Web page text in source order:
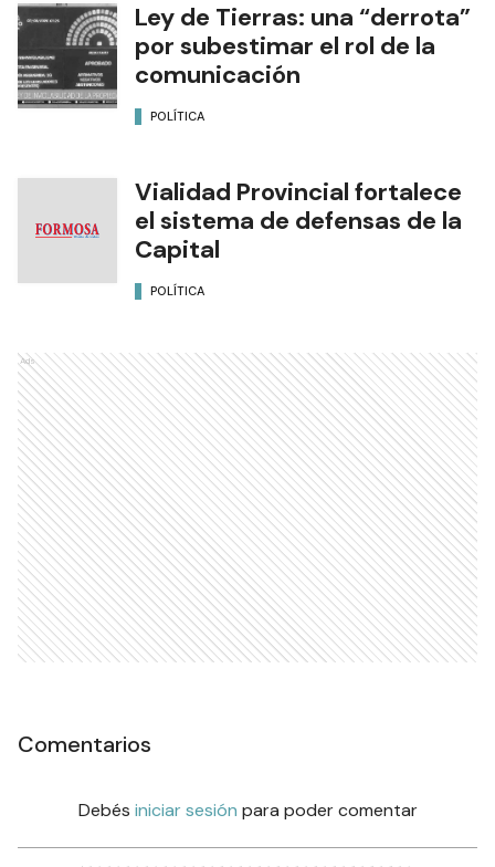
Ley de Tierras: una “derrota”
por subestimar el rol de la
comunicación
POLÍTICA
Vialidad Provincial fortalece
el sistema de defensas de la
Capital
POLÍTICA
Ads
Comentarios
Debés iniciar sesión para poder comentar